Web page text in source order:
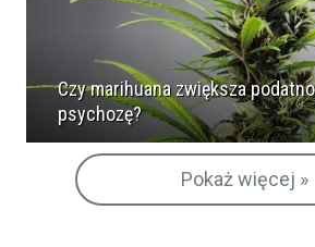
Czy marihuana zwiększa
psychozę?
Pokaż więcej »